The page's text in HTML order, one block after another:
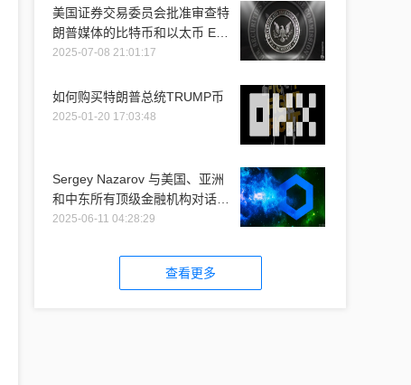
美国证券交易委员会批准审查特
朗普媒体的比特币和以太币 ETF
推介
2025-07-08 21:01:17
如何购买特朗普总统TRUMP币
2025-01-20 17:03:48
Sergey Nazarov 与美国、亚洲
和中东所有顶级金融机构对话时
提到 Chainlink
2025-06-11 04:28:29
查看更多